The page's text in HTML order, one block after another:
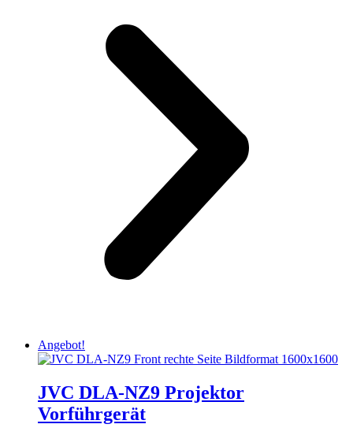
Angebot!
JVC DLA-NZ9 Projektor
Vorführgerät